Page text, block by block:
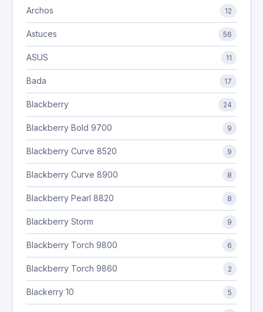
Archos 12
Astuces 56
ASUS 11
Bada 17
Blackberry 24
Blackberry Bold 9700 9
Blackberry Curve 8520 9
Blackberry Curve 8900 8
Blackberry Pearl 8820 8
Blackberry Storm 9
Blackberry Torch 9800 6
Blackberry Torch 9860 2
Blackerry 10 5